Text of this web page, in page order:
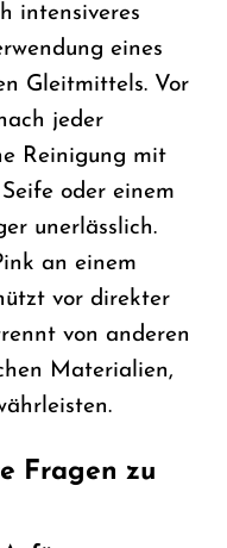
intensiveres
eines
Gleitmittels. Vor
jeder
Reinigung mit
oder einem
unerlässlich.
an einem
vor direkter
von anderen
Materialien,
Fragen zu